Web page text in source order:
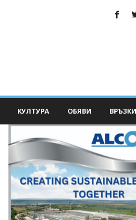
КУЛТУРА ОБЯВИ ВРЪЗКИ